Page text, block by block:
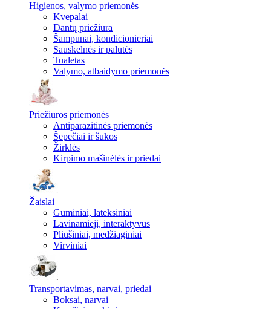
Higienos, valymo priemonės
Kvepalai
Dantų priežiūra
Šampūnai, kondicionieriai
Sauskelnės ir palutės
Tualetas
Valymo, atbaidymo priemonės
Priežiūros priemonės
Antiparazitinės priemonės
Šepečiai ir šukos
Žirklės
Kirpimo mašinėlės ir priedai
Žaislai
Guminiai, lateksiniai
Lavinamieji, interaktyvūs
Pliušiniai, medžiaginiai
Virviniai
Transportavimas, narvai, priedai
Boksai, narvai